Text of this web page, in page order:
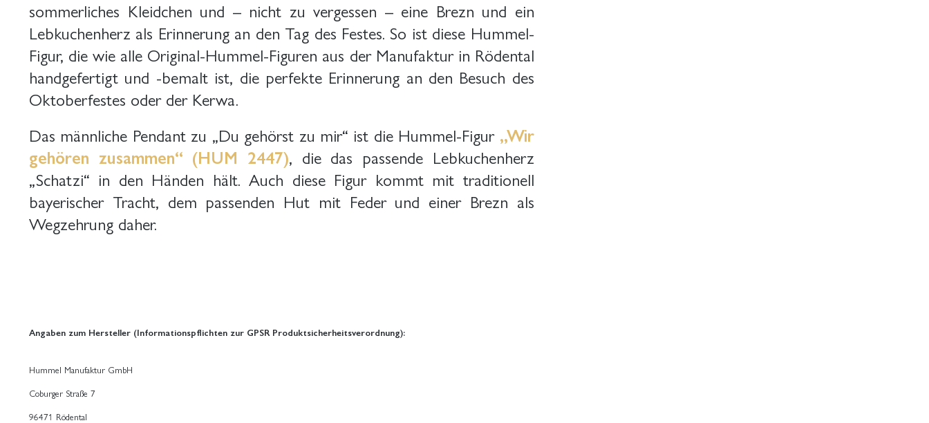
sommerliches Kleidchen und – nicht zu vergessen – eine Brezn und ein
Lebkuchenherz als Erinnerung an den Tag des Festes. So ist diese Hummel-
Figur, die wie alle Original-Hummel-Figuren aus der Manufaktur in Rödental
handgefertigt und -bemalt ist, die perfekte Erinnerung an den Besuch des
Oktoberfestes oder der Kerwa.
Das männliche Pendant zu „Du gehörst zu mir“ ist die Hummel-Figur „Wir
gehören zusammen“ (HUM 2447), die das passende Lebkuchenherz
„Schatzi“ in den Händen hält. Auch diese Figur kommt mit traditionell
bayerischer Tracht, dem passenden Hut mit Feder und einer Brezn als
Wegzehrung daher.
Angaben zum Hersteller (Informationspflichten zur GPSR Produktsicherheitsverordnung):
Hummel Manufaktur GmbH
Coburger Straße 7
96471 Rödental